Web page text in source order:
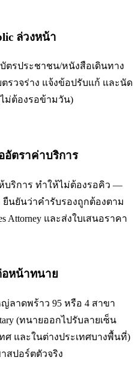
ล่วงหน้า
บัตรประชาชน/หนังสือเดินทาง
รวจร่าง แจ้งข้อปรับแก้ และนัด
ไม่ต้องรอข้ามวัน)
อัตราค่าบริการ
บริการ ทำให้ไม่ต้องรอคิว —
นยันว่าคำรับรองถูกต้องตาม
Attorney และส่งใบเสนอราคา
อหน้าทนาย
ลาดพร้าว 95 หรือ 4 สาขา
(ทนายออกไปรับลายเซ็น
ศ และในต่างประเทศบางพื้นที่)
สปอร์ตตัวจริง